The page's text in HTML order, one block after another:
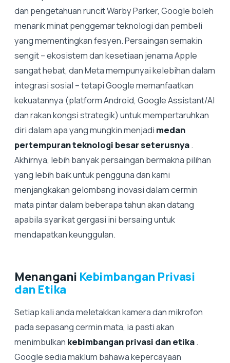
dan pengetahuan runcit Warby Parker, Google boleh
menarik minat penggemar teknologi dan pembeli
yang mementingkan fesyen. Persaingan semakin
sengit – ekosistem dan kesetiaan jenama Apple
sangat hebat, dan Meta mempunyai kelebihan dalam
integrasi sosial – tetapi Google memanfaatkan
kekuatannya (platform Android, Google Assistant/AI
dan rakan kongsi strategik) untuk mempertaruhkan
diri dalam apa yang mungkin menjadi medan
pertempuran teknologi besar seterusnya.
Akhirnya, lebih banyak persaingan bermakna pilihan
yang lebih baik untuk pengguna dan kami
menjangkakan gelombang inovasi dalam cermin
mata pintar dalam beberapa tahun akan datang
apabila syarikat gergasi ini bersaing untuk
mendapatkan keunggulan.
Menangani Kebimbangan Privasi
dan Etika
Setiap kali anda meletakkan kamera dan mikrofon
pada sepasang cermin mata, ia pasti akan
menimbulkan kebimbangan privasi dan etika.
Google sedia maklum bahawa kepercayaan